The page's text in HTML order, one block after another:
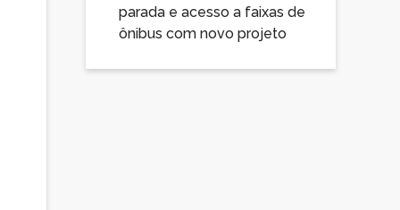
parada e acesso a faixas de
ônibus com novo projeto